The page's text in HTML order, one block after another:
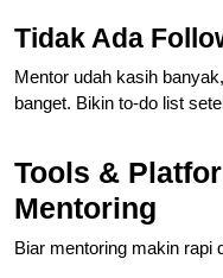
Tidak Ada
Mentor udah kasih
banget. Bikin to-do list
Tools &
Mentoring
Biar mentoring makin rapi